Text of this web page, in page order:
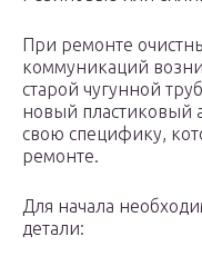
При ремонте
коммуникаций
старой чугунной
новый пластиковый
свою специфику,
ремонте.
Для начала
детали: